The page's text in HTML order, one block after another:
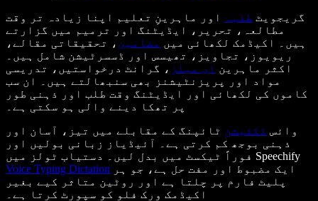
گریجویٹ طلبہ
اور ماہرینِ تعلیم اپنا زیادہ تر وقت
مطالعہ، تحریر، ایڈیٹنگ اور ترمیم میں گزارتے
ہیں۔ اکیڈمک لکھائی میں مضامین ، تحقیقاتی مقالے،
ریویوز، تجاویز، تھیسس اور ڈسسرٹیشن شامل ہیں۔
اکثر ماہرین ای میلز ، گرانٹ درخواستیں، تدریسی
مواد اور پریزنٹیشنز بھی سنبھالتے ہیں۔ ان سب
کاموں کی لکھائی اور ایڈیٹنگ وقت طلب اور ذہنی طور
پر تھکا دینے والی ہو سکتی ہے۔
وائس ڈکٹیشن ٹائپنگ کے مقابلے میں تیز، آسان اور
ذہنی بوجھ کم کرتی ہے۔ آئیڈیاز زبانی بولیں اور
فوراً ٹیکسٹ میں بدل لیں۔ دستیاب ٹولز میں Speechify
Voice Typing Dictation
پلیٹ فارم پر چلتا ہے اور روٹین متاثر کیے بغیر
اکیڈمک ورک فلو کو سپورٹ کرتا ہے۔